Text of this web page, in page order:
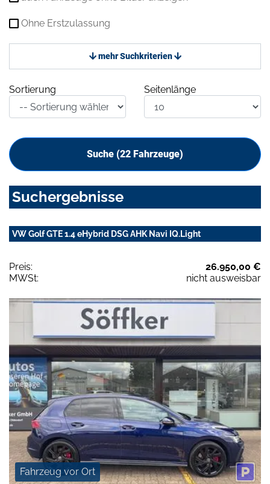
Ohne Erstzulassung
mehr Suchkriterien
Sortierung Seitenlänge
Suche (22 Fahrzeuge)
Suchergebnisse
VW Golf GTE 1.4 eHybrid DSG AHK Navi IQ.Light
Preis:
26.950,00 €
MWSt:
nicht ausweisbar
Fahrzeug vor Ort